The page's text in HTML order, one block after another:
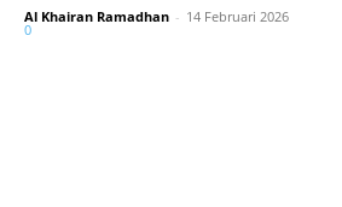
Al Khairan Ramadhan - 14 Februari 2026
0